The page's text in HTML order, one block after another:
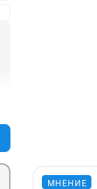
МНЕНИЕ